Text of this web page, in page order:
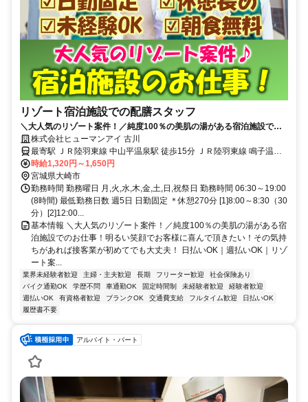
リゾート宿泊施設での配膳スタッフ
＼大人気のリゾート案件！／純度100％の美肌の湯がある宿泊施設での
お仕事！明るい笑顔でお客様に喜んで頂きたい！その気持ちがあれば接
客業が初めてでも大丈夫！
株式会社ヒューマンアイ 古川
最寄駅 ＪＲ陸羽東線 中山平温泉駅 徒歩15分 ＪＲ陸羽東線 鳴子温泉
駅 車11分 ＪＲ陸羽東線 鳴子御殿湯駅 車16分 ＪＲ陸羽東線 川渡温泉
駅 車25分 ＪＲ陸羽東線 池月駅 車38分 ＊車・バイク・自転車通勤
OK！ ＊無料駐車場完備
時給1,320円～1,650円
宮城県大崎市
勤務時間 勤務曜日 月,火,水,木,金,土,日,祝祭日 勤務時間 06:30～19:00
(8時間) 最低勤務日数 週5日 日勤固定 ＊休憩270分 [1]8:00～8:30（30
分）[2]12:00...
基本情報 ＼大人気のリゾート案件！／純度100％の美肌の湯がある宿
泊施設でのお仕事！明るい笑顔でお客様に喜んで頂きたい！その気持
ちがあれば接客業が初めてでも大丈夫！ 日払いOK｜週払いOK｜リゾ
ート案...
業界未経験者歓迎 主婦・主夫歓迎 長期 フリーター歓迎
社会保険あり
バイク通勤OK
学歴不問 車通勤OK 固定時間制 未経験者歓迎
経験者歓迎
週払いOK
有資格者歓迎 ブランクOK 交通費支給 フルタイム歓迎
日払いOK
履歴書不要
アルバイト・パート